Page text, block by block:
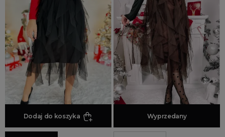
Dodaj do koszyka Dodaj do koszyka
Wyprzedany